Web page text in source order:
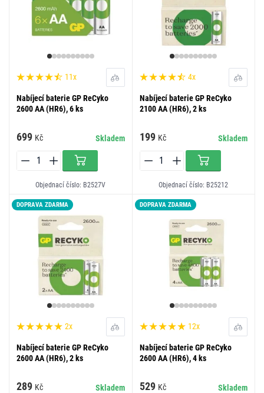
11x
Nabíjecí baterie GP ReCyko
2600 AA (HR6), 6 ks
699 Kč Skladem
Objednací číslo: B2527V
4x
Nabíjecí baterie GP ReCyko
2100 AA (HR6), 2 ks
199 Kč Skladem
Objednací číslo: B25212
DOPRAVA ZDARMA
2x
Nabíjecí baterie GP ReCyko
2600 AA (HR6), 2 ks
289 Kč Skladem
DOPRAVA ZDARMA
12x
Nabíjecí baterie GP ReCyko
2600 AA (HR6), 4 ks
529 Kč Skladem